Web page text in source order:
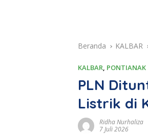
Beranda KALBAR
KALBAR, PONTIANAK
PLN
Listrik di
Ridha Nurhaliza
7 Juli 2026